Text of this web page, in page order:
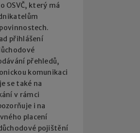
OSVČ, který má
přihlášení
přehledů,
komunikaci
se také na
v rámci
i na
placení
pojištění